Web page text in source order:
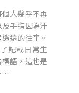
人幾乎不再
手指因為汗
遠的往事。
記載日常生
語，這也是